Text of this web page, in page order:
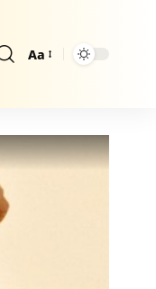
Größenänderung
Aa